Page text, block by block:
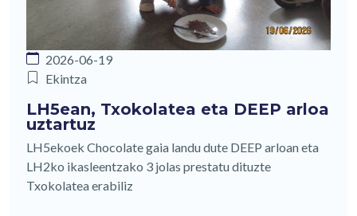
2026-06-19
Ekintza
LH5ean, Txokolatea eta DEEP arloa
uztartuz
LH5ekoek Chocolate gaia landu dute DEEP arloan eta
LH2ko ikasleentzako 3 jolas prestatu dituzte
Txokolatea erabiliz